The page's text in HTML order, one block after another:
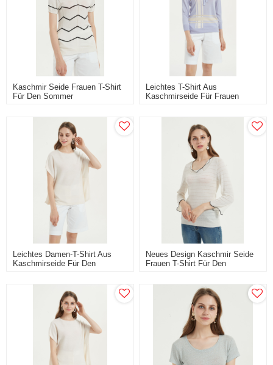
Kaschmir Seide Frauen T-Shirt
Für Den Sommer
Leichtes T-Shirt Aus
Kaschmirseide Für Frauen
Leichtes Damen-T-Shirt Aus
Kaschmirseide Für Den
Neues Design Kaschmir Seide
Frauen T-Shirt Für Den